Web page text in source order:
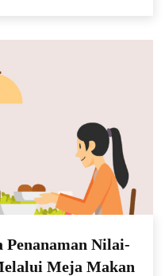
Penanaman Nilai-
Meja Makan